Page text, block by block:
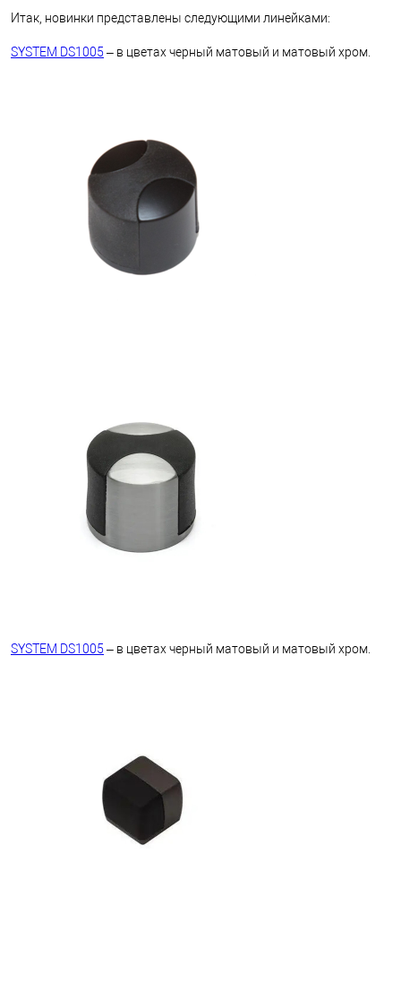
Итак, новинки представлены следующими линейками:
SYSTEM DS1005– в цветах черный матовый и матовый хром.
SYSTEM DS1005– в цветах черный матовый и матовый хром.